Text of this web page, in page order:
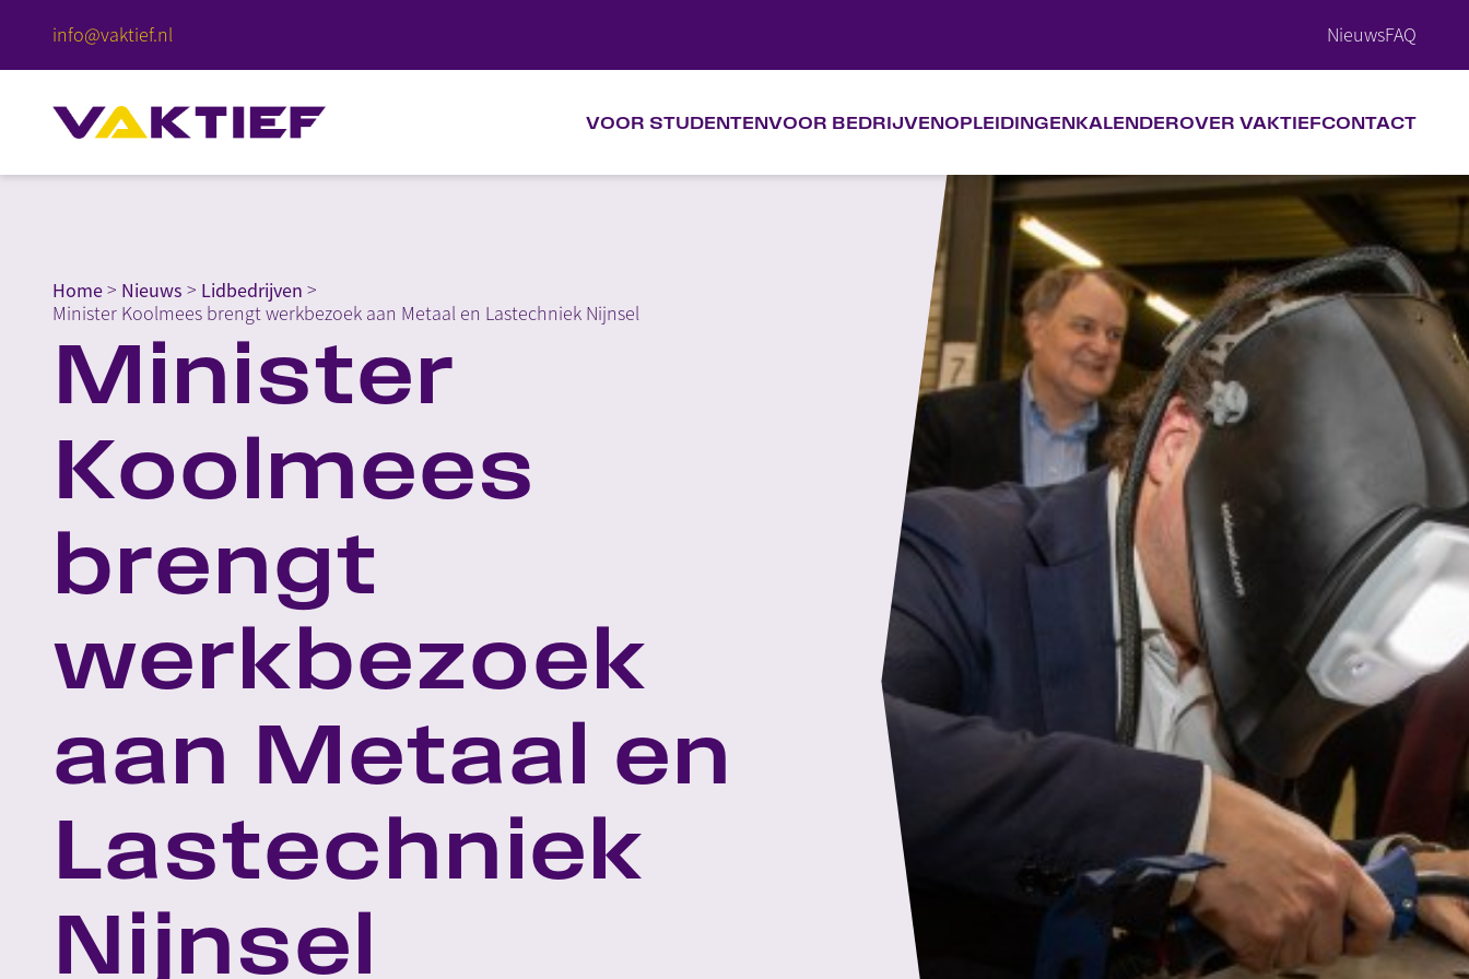
info@vaktief.nl NieuwsFAQ
VOOR STUDENTENVOOR BEDRIJVENOPLEIDINGENKALENDEROVER VAKTIEFCONTACT
VOOR STUDENTEN
VOOR BEDRIJVEN
OPLEIDINGEN
Home> Nieuws > Lidbedrijven >
Minister Koolmees brengt werkbezoek aan Metaal en Lastechniek Nijnsel
Minister
Koolmees
brengt
werkbezoek
aan Metaal en
Lastechniek
Nijnsel